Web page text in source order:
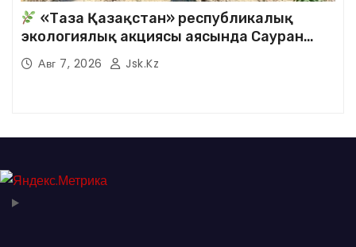
«Таза Қазақстан» республикалық
экологиялық акциясы аясында Сауран
аудандық кітапханасының қызметкерлері
кезекті сенбілік жұмыстарына белсене
Авг 7, 2026 Jsk.kz